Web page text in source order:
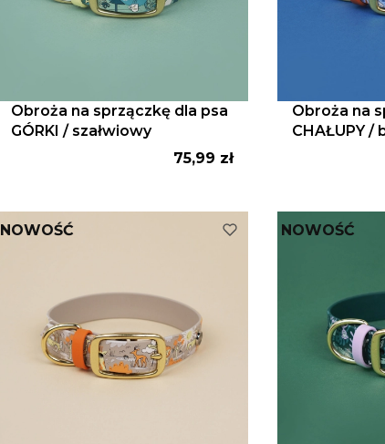
Obroża na sprzączkę dla psa
GÓRKI / szałwiowy
Cena
75,99 zł
Obroża na
CHAŁUPY /
NOWOŚĆ NOWOŚĆ